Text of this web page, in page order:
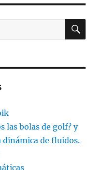
las bolas de golf? y
dinámica de fluidos.